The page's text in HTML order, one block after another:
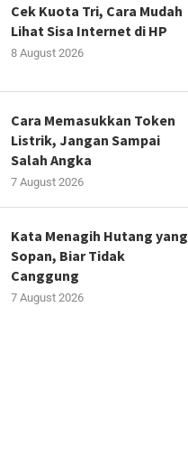
Cek Kuota Tri, Cara Mudah
Lihat Sisa Internet di HP
8 August 2026
Cara Memasukkan Token
Listrik, Jangan Sampai
Salah Angka
7 August 2026
Kata Menagih Hutang yang
Sopan, Biar Tidak
Canggung
7 August 2026